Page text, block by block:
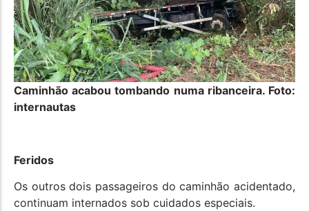
Caminhão acabou tombando numa ribanceira. Foto:
internautas
Feridos
Os outros dois passageiros do caminhão acidentado,
continuam internados sob cuidados especiais.